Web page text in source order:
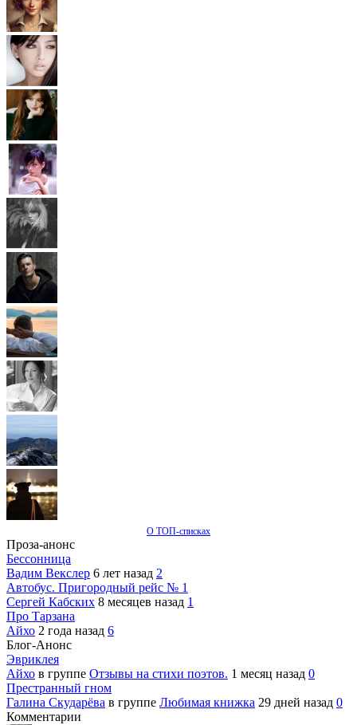
О ТОП-списках
Проза-анонс
Бессонница
Вадим Векслер 6 лет назад 2
Автобус. Пригородный рейс № 1
Сергей Кабских 8 месяцев назад 1
Про Тарзана
Айхо 2 года назад 6
Блог-Анонс
Эвриклея
Айхо в группе Отзывы на стихи поэтов. 1 месяц назад 0
Престранный гном
Галина Скударёва в группе Любимая книжка 29 дней назад 0
Комментарии